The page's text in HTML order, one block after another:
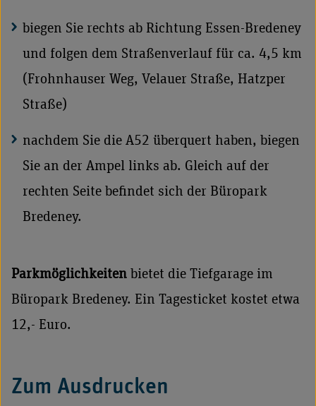
biegen Sie rechts ab Richtung Essen-Bredeney
und folgen dem Straßenverlauf für ca. 4,5 km
(Frohnhauser Weg, Velauer Straße, Hatzper
Straße)
nachdem Sie die A52 überquert haben, biegen
Sie an der Ampel links ab. Gleich auf der
rechten Seite befindet sich der Büropark
Bredeney.
Parkmöglichkeiten bietet die Tiefgarage im
Büropark Bredeney. Ein Tagesticket kostet etwa
12,- Euro.
Zum Ausdrucken